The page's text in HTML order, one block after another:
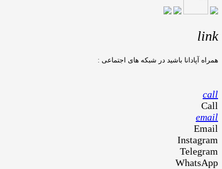
link
همراه آپادانا باشید در شبکه های اجتماعی :
call
Call
email
Email
Instagram
Telegram
WhatsApp